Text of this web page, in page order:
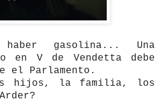
gasolina... Una
en V de Vendetta debe
el Parlamento.
hijos, la familia, los